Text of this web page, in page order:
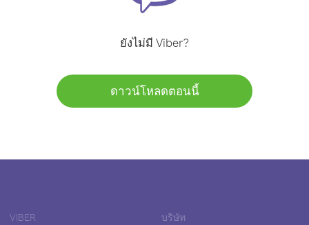
ยังไม่มี Viber?
ดาวน์โหลดตอนนี้
VIBER บริษัท